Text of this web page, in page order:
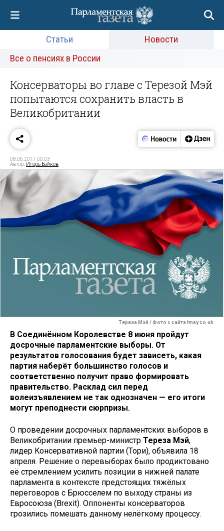
Статьи
Новости
Все о пенсиях в России
Консерваторы во главе с Терезой Мэй
попытаются сохранить власть в
Великобритании
08.06.2017 00:03
Автор: Игорь Байков
Тереза Мэй / Фото с сайта tmay.co.uk
В Соединённом Королевстве 8 июня пройдут
досрочные парламентские выборы. От
результатов голосования будет зависеть, какая
партия наберёт большинство голосов и
соответственно получит право формировать
правительство. Расклад сил перед
волеизъявлением не так однозначен — его итоги
могут преподнести сюрпризы.
О проведении досрочных парламентских выборов в
Великобритании премьер-министр Тереза Мэй,
лидер Консервативной партии (Тори), объявила 18
апреля. Решение о перевыборах было продиктовано
её стремлением усилить позиции в нижней палате
парламента в контексте предстоящих тяжёлых
переговоров с Брюсселем по выходу страны из
Евросоюза (Brexit). Оппоненты консерваторов
грозились помешать данному нелёгкому процессу.